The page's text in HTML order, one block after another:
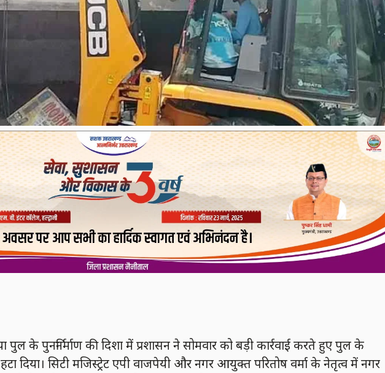
पुल के पुनर्निर्माण की दिशा में प्रशासन ने सोमवार को बड़ी कार्रवाई करते हुए पुल के
दिया। सिटी मजिस्ट्रेट एपी वाजपेयी और नगर आयुक्त परितोष वर्मा के नेतृत्व में नगर